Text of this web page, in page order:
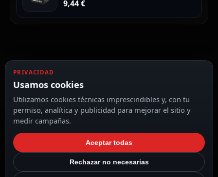
9,44€
CARACTERÍSTICAS DESTACADAS
VER TODAS LAS CARACTERÍSTICAS
Salida auxiliar de fallo
PRIVACIDAD
Usamos cookies
Utilizamos cookies técnicas imprescindibles y, con tu
permiso, analítica y publicidad para mejorar el sitio y
medir campañas.
Aceptar todas
Rechazar no necesarias